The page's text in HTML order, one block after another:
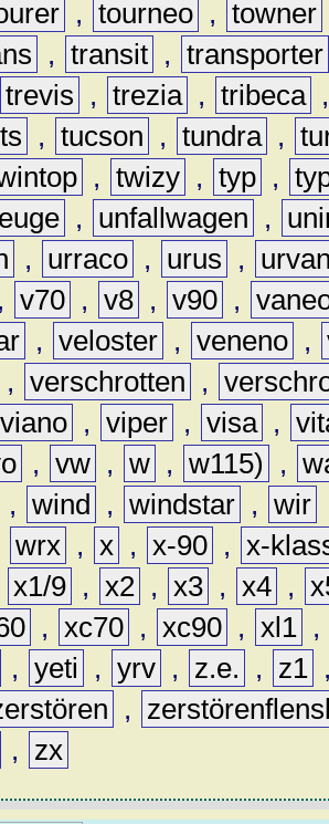
, tourneo , towner
, transit , transporter
trevis , trezia , tribeca
, tucson , tundra ,
, twizy , typ ,
, unfallwagen ,
, urraco , urus ,
, v70 , v8 , v90 ,
, veloster , veneno ,
, verschrotten ,
viano , viper , visa ,
, vw , w , w115) ,
, wind , windstar , wir
wrx , x , x-90 , x-
x1/9 , x2 , x3 , x4 ,
, xc70 , xc90 , xl1 ,
, yeti , yrv , z.e. , z1
,
, zx